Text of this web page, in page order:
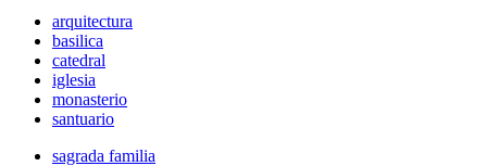
arquitectura
basilica
catedral
iglesia
monasterio
santuario
sagrada familia